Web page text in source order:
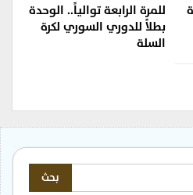
للمرة الرابعة توالياً.. الوحدة
بطلاً للدوري السوري لكرة
السلة